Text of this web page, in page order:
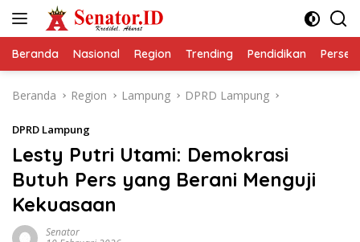
Beranda Nasional Region Trending Pendidikan
Beranda Region Lampung DPRD Lampung
DPRD Lampung
Lesty Putri Utami: Demokrasi
Butuh Pers yang Berani Menguji
Kekuasaan
Senator